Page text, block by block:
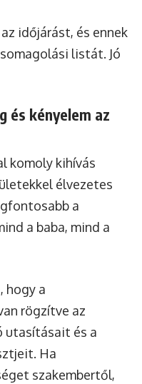
időjárást, és ennek
listát. Jó
és kényelem az
komoly kihívás
élvezetes
a
a baba, mind a
hogy a
rögzítve az
utasításait és a
Ha
szakembertől,